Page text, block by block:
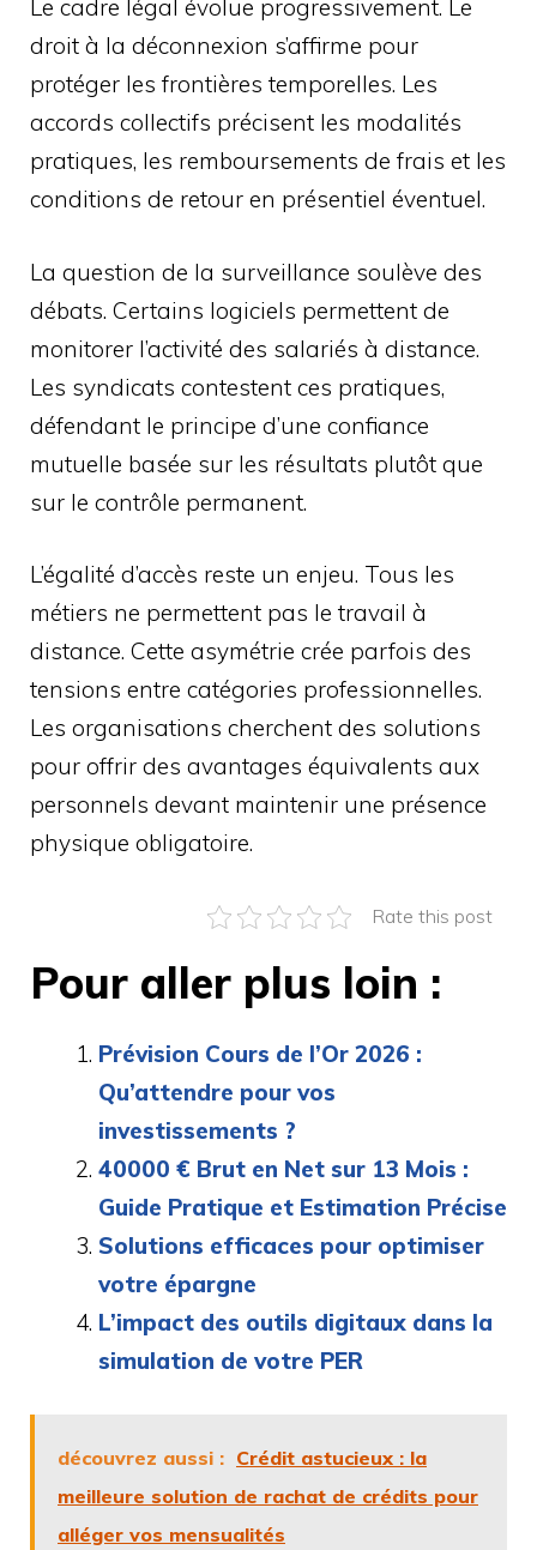
Le cadre légal évolue progressivement. Le
droit à la déconnexion s’affirme pour
protéger les frontières temporelles. Les
accords collectifs précisent les modalités
pratiques, les remboursements de frais et les
conditions de retour en présentiel éventuel.
La question de la surveillance soulève des
débats. Certains logiciels permettent de
monitorer l’activité des salariés à distance.
Les syndicats contestent ces pratiques,
défendant le principe d’une confiance
mutuelle basée sur les résultats plutôt que
sur le contrôle permanent.
L’égalité d’accès reste un enjeu. Tous les
métiers ne permettent pas le travail à
distance. Cette asymétrie crée parfois des
tensions entre catégories professionnelles.
Les organisations cherchent des solutions
pour offrir des avantages équivalents aux
personnels devant maintenir une présence
physique obligatoire.
Rate this post
Pour aller plus loin :
Prévision Cours de l’Or 2026 :
Qu’attendre pour vos
investissements ?
40000 € Brut en Net sur 13 Mois :
Guide Pratique et Estimation Précise
Solutions efficaces pour optimiser
votre épargne
L’impact des outils digitaux dans la
simulation de votre PER
découvrez aussi : Crédit astucieux : la
meilleure solution de rachat de crédits pour
alléger vos mensualités